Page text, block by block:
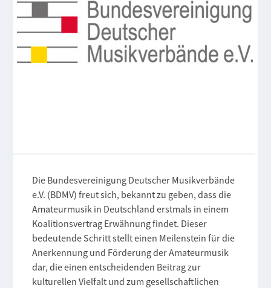
Die Bundesvereinigung Deutscher Musikverbände
e.V. (BDMV) freut sich, bekannt zu geben, dass die
Amateurmusik in Deutschland erstmals in einem
Koalitionsvertrag Erwähnung findet. Dieser
bedeutende Schritt stellt einen Meilenstein für die
Anerkennung und Förderung der Amateurmusik
dar, die einen entscheidenden Beitrag zur
kulturellen Vielfalt und zum gesellschaftlichen